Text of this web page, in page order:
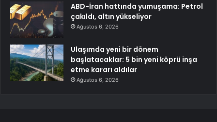
ABD-İran hattında yumuşama: Petrol
çakıldı, altın yükseliyor
Ağustos 6, 2026
Ulaşımda yeni bir dönem
başlatacaklar: 5 bin yeni köprü inşa
etme kararı aldılar
Ağustos 6, 2026